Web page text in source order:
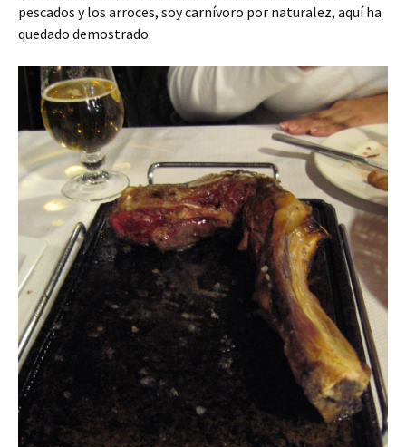
pescados y los arroces, soy carnívoro por naturalez, aquí ha
quedado demostrado.